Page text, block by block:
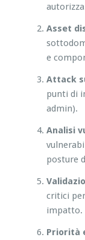
Asset
e
Attack
punti di
admin).
Analisi
posture
critici
impatto.
Priorità